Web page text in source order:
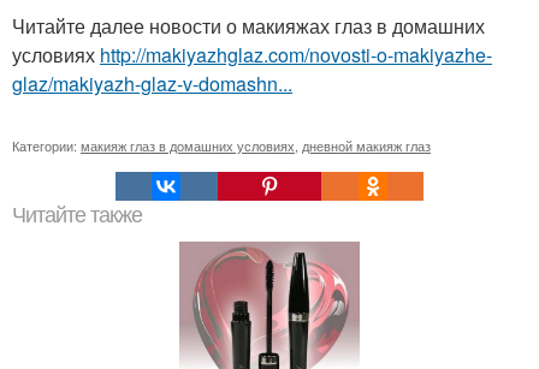
Читайте далее новости о макияжах глаз в домашних
условиях http://makiyazhglaz.com/novosti-o-makiyazhe-
glaz/makiyazh-glaz-v-domashn...
Категории: макияж глаз в домашних условиях дневной макияж глаз
Читайте также